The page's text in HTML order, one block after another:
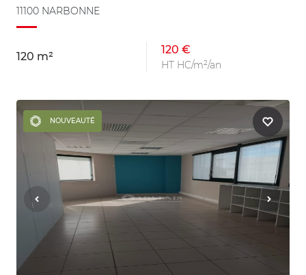
11100 NARBONNE
120 m²
120 €
HT HC/m²/an
NOUVEAUTÉ